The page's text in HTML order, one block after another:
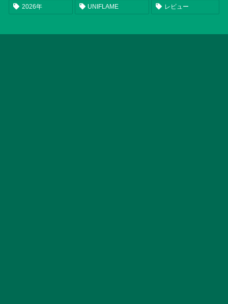
2026年 UNIFLAME レビュー